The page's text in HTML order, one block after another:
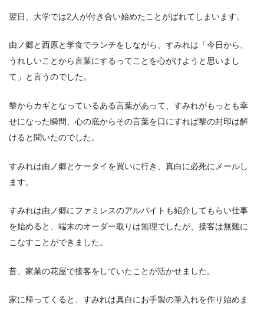
翌日、大学では2人が付き合い始めたことがばれてしまいます。
由ノ郷と西原と学食でランチをしながら、すみれは「今日から、
うれしいことから言葉にするってことを心がけようと思いまし
て」と言うのでした。
黎からカギとなっているある言葉があって、すみれがもっとも幸
せになった瞬間、心の底からその言葉を口にすれば黎の封印は解
けると聞いたのでした。
すみれは由ノ郷とケータイを買いに行き、真白に必死にメールし
ます。
すみれは由ノ郷にファミレスのアルバイトも紹介してもらい仕事
を始めると、端末のオーダー取りは無理でしたが、接客は無難に
こなすことができました。
昔、家業の花屋で接客をしていたことが活かせました。
家に帰ってくると、すみれは真白にお手製の筆入れを作り始めま